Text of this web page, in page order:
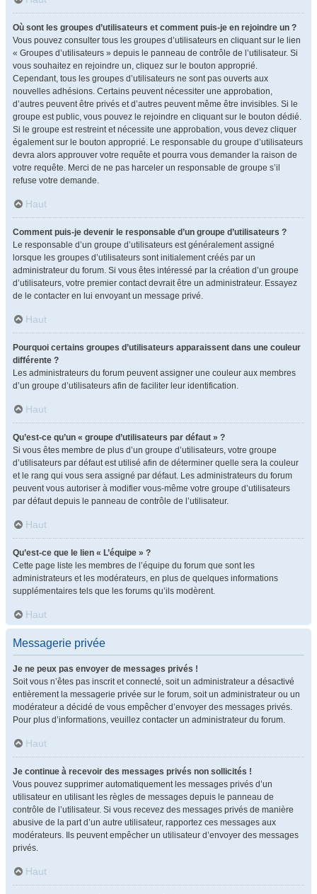
Où sont les groupes d’utilisateurs et comment puis-je en rejoindre un ?
Vous pouvez consulter tous les groupes d’utilisateurs en cliquant sur le lien
« Groupes d’utilisateurs » depuis le panneau de contrôle de l’utilisateur. Si
vous souhaitez en rejoindre un, cliquez sur le bouton approprié.
Cependant, tous les groupes d’utilisateurs ne sont pas ouverts aux
nouvelles adhésions. Certains peuvent nécessiter une approbation,
d’autres peuvent être privés et d’autres peuvent même être invisibles. Si le
groupe est public, vous pouvez le rejoindre en cliquant sur le bouton dédié.
Si le groupe est restreint et nécessite une approbation, vous devez cliquer
également sur le bouton approprié. Le responsable du groupe d’utilisateurs
devra alors approuver votre requête et pourra vous demander la raison de
votre requête. Merci de ne pas harceler un responsable de groupe s’il
refuse votre demande.
Haut
Comment puis-je devenir le responsable d’un groupe d’utilisateurs ?
Le responsable d’un groupe d’utilisateurs est généralement assigné
lorsque les groupes d’utilisateurs sont initialement créés par un
administrateur du forum. Si vous êtes intéressé par la création d’un groupe
d’utilisateurs, votre premier contact devrait être un administrateur. Essayez
de le contacter en lui envoyant un message privé.
Haut
Pourquoi certains groupes d’utilisateurs apparaissent dans une couleur
différente ?
Les administrateurs du forum peuvent assigner une couleur aux membres
d’un groupe d’utilisateurs afin de faciliter leur identification.
Haut
Qu’est-ce qu’un « groupe d’utilisateurs par défaut » ?
Si vous êtes membre de plus d’un groupe d’utilisateurs, votre groupe
d’utilisateurs par défaut est utilisé afin de déterminer quelle sera la couleur
et le rang qui vous sera assigné par défaut. Les administrateurs du forum
peuvent vous autoriser à modifier vous-même votre groupe d’utilisateurs
par défaut depuis le panneau de contrôle de l’utilisateur.
Haut
Qu’est-ce que le lien « L’équipe » ?
Cette page liste les membres de l’équipe du forum que sont les
administrateurs et les modérateurs, en plus de quelques informations
supplémentaires tels que les forums qu’ils modèrent.
Haut
Messagerie privée
Je ne peux pas envoyer de messages privés !
Soit vous n’êtes pas inscrit et connecté, soit un administrateur a désactivé
entièrement la messagerie privée sur le forum, soit un administrateur ou un
modérateur a décidé de vous empêcher d’envoyer des messages privés.
Pour plus d’informations, veuillez contacter un administrateur du forum.
Haut
Je continue à recevoir des messages privés non sollicités !
Vous pouvez supprimer automatiquement les messages privés d’un
utilisateur en utilisant les règles de messages depuis le panneau de
contrôle de l’utilisateur. Si vous recevez des messages privés de manière
abusive de la part d’un autre utilisateur, rapportez ces messages aux
modérateurs. Ils peuvent empêcher un utilisateur d’envoyer des messages
privés.
Haut